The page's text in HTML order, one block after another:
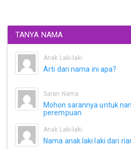
TANYA NAMA
Anak Laki-laki
Arti dari nama ini apa?
Saran Nama
Mohon sarannya untuk
perempuan
Anak Laki-laki
Nama anak laki laki dari